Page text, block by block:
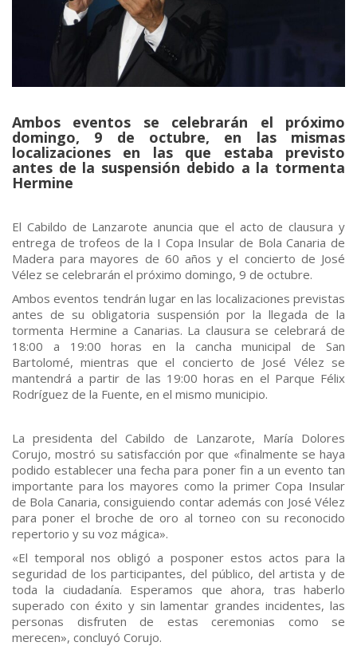
Ambos eventos se celebrarán el próximo
domingo, 9 de octubre, en las mismas
localizaciones en las que estaba previsto
antes de la suspensión debido a la tormenta
Hermine
El Cabildo de Lanzarote anuncia que el acto de clausura y
entrega de trofeos de la I Copa Insular de Bola Canaria de
Madera para mayores de 60 años y el concierto de José
Vélez se celebrarán el próximo domingo, 9 de octubre.
Ambos eventos tendrán lugar en las localizaciones previstas
antes de su obligatoria suspensión por la llegada de la
tormenta Hermine a Canarias. La clausura se celebrará de
18:00 a 19:00 horas en la cancha municipal de San
Bartolomé, mientras que el concierto de José Vélez se
mantendrá a partir de las 19:00 horas en el Parque Félix
Rodríguez de la Fuente, en el mismo municipio.
La presidenta del Cabildo de Lanzarote, María Dolores
Corujo, mostró su satisfacción por que «finalmente se haya
podido establecer una fecha para poner fin a un evento tan
importante para los mayores como la primer Copa Insular
de Bola Canaria, consiguiendo contar además con José Vélez
para poner el broche de oro al torneo con su reconocido
repertorio y su voz mágica».
«El temporal nos obligó a posponer estos actos para la
seguridad de los participantes, del público, del artista y de
toda la ciudadanía. Esperamos que ahora, tras haberlo
superado con éxito y sin lamentar grandes incidentes, las
personas disfruten de estas ceremonias como se
merecen», concluyó Corujo.